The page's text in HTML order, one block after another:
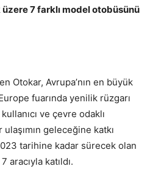
7 farklı model otobüsünü
Otokar, Avrupa’nın en büyük
fuarında yenilik rüzgarı
ve çevre odaklı
geleceğine katkı
tarihine kadar sürecek olan
aracıyla katıldı.